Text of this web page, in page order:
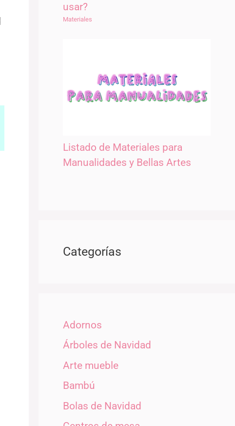
usar?
Materiales
Listado de Materiales para
Manualidades y Bellas Artes
Categorías
Adornos
Árboles de Navidad
Arte mueble
Bambú
Bolas de Navidad